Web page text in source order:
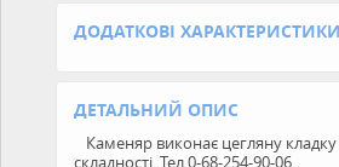
ДОДАТКОВІ ХАРАКТЕРИСТИКИ
ДЕТАЛЬНИЙ ОПИС
Каменяр виконає цегляну кладку